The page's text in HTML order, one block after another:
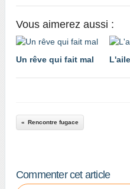
Vous aimerez aussi :
Un rêve qui fait mal
Rencontre fugace
Commenter cet article